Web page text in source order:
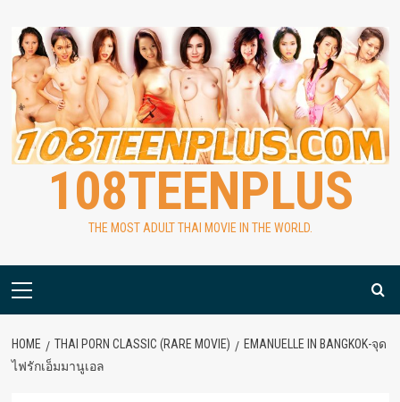
content
108TEENPLUS
THE MOST ADULT THAI MOVIE IN THE WORLD.
Primary
HOME THAI PORN CLASSIC (RARE MOVIE)
EMANUELLE IN BANGKOK-จุด
ไฟรักเอ็มมานูเอล